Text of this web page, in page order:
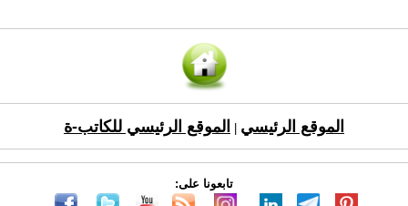
الموقع الرئيسي الموقع الرئيسي للكاتب-ة
تابعونا على: